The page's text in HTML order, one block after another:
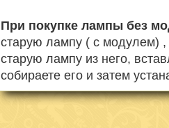
При покупке лампы без
старую лампу ( с модулем) ,
старую лампу из него,
собираете его и затем